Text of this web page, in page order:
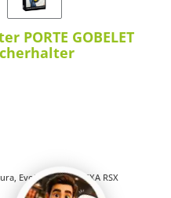
PORTE GOBELET
Evolution und RSXA RSX